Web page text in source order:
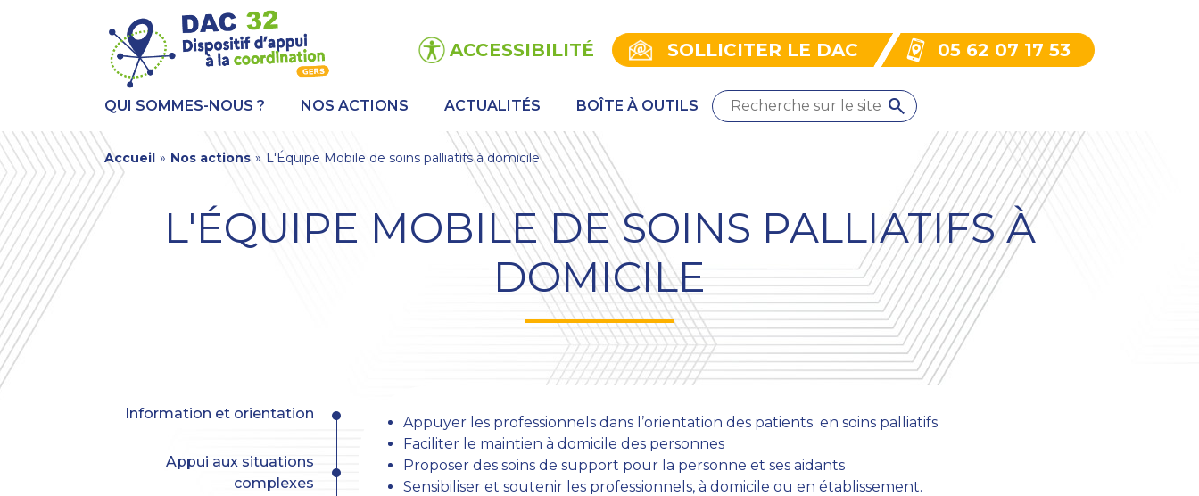
ACCESSIBILITÉ SOLLICITER LE DAC 05 62 07 17 53
QUI SOMMES-NOUS ? NOS ACTIONS ACTUALITÉS BOÎTE À OUTILS
You
are
here
Accueil » Nos actions » L'Équipe Mobile de soins palliatifs à domicile
L'ÉQUIPE MOBILE DE SOINS PALLIATIFS À
DOMICILE
Navigation
Information et orientation
Appui aux situations
complexes
Appuyer les professionnels dans l’orientation des patients en soins palliatifs
Faciliter le maintien à domicile des personnes
Proposer des soins de support pour la personne et ses aidants
Sensibiliser et soutenir les professionnels, à domicile ou en établissement.
Panneau de gestion des cookies